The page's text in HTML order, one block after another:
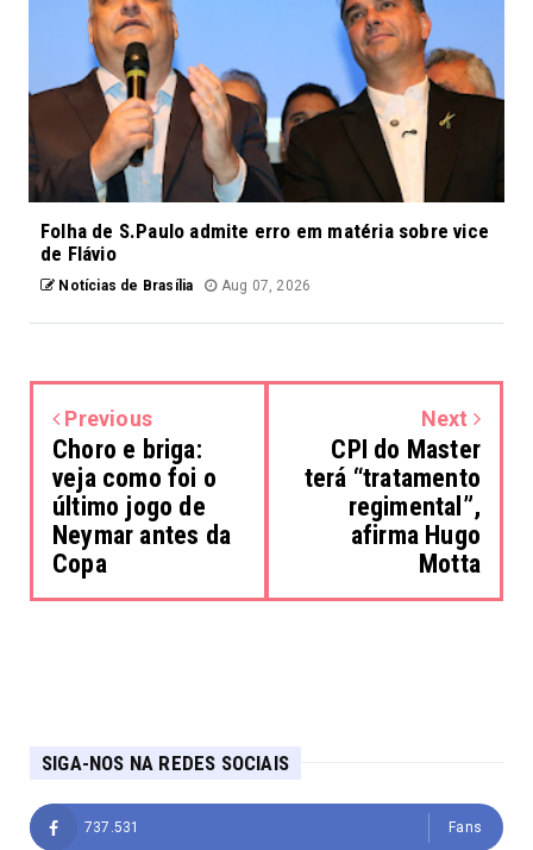
Folha de S.Paulo admite erro em matéria sobre vice
de Flávio
Notícias de Brasília Aug 07, 2026
Previous
Choro e briga:
veja como foi o
último jogo de
Neymar antes da
Copa
Next
CPI do Master
terá “tratamento
regimental”,
afirma Hugo
Motta
SIGA-NOS NA REDES SOCIAIS
737.531 Fans